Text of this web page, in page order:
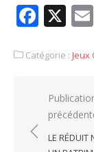
X
Catégorie : Jeux
l’article
LE RÉDUIT